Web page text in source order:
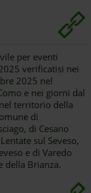
per eventi
verificatisi nei
2025 nel
e nei giorni dal
territorio della
di
di Cesano
sul Seveso,
e di Varedo
della Brianza.